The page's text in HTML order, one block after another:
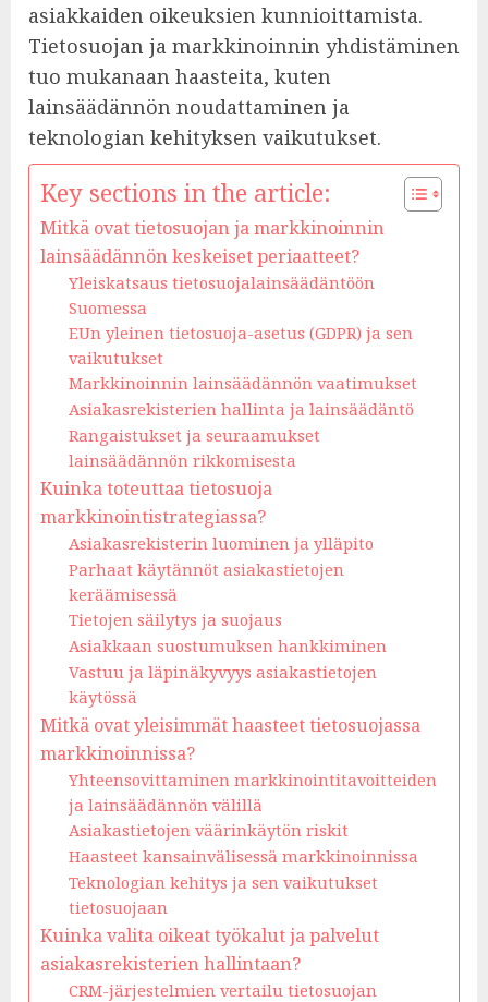
asiakkaiden oikeuksien kunnioittamista.
Tietosuojan ja markkinoinnin yhdistäminen
tuo mukanaan haasteita, kuten
lainsäädännön noudattaminen ja
teknologian kehityksen vaikutukset.
Key sections in the article:
Mitkä ovat tietosuojan ja markkinoinnin
lainsäädännön keskeiset periaatteet?
Yleiskatsaus tietosuojalainsäädäntöön
Suomessa
EUn yleinen tietosuoja-asetus (GDPR) ja sen
vaikutukset
Markkinoinnin lainsäädännön vaatimukset
Asiakasrekisterien hallinta ja lainsäädäntö
Rangaistukset ja seuraamukset
lainsäädännön rikkomisesta
Kuinka toteuttaa tietosuoja
markkinointistrategiassa?
Asiakasrekisterin luominen ja ylläpito
Parhaat käytännöt asiakastietojen
keräämisessä
Tietojen säilytys ja suojaus
Asiakkaan suostumuksen hankkiminen
Vastuu ja läpinäkyvyys asiakastietojen
käytössä
Mitkä ovat yleisimmät haasteet tietosuojassa
markkinoinnissa?
Yhteensovittaminen markkinointitavoitteiden
ja lainsäädännön välillä
Asiakastietojen väärinkäytön riskit
Haasteet kansainvälisessä markkinoinnissa
Teknologian kehitys ja sen vaikutukset
tietosuojaan
Kuinka valita oikeat työkalut ja palvelut
asiakasrekisterien hallintaan?
CRM-järjestelmien vertailu tietosuojan